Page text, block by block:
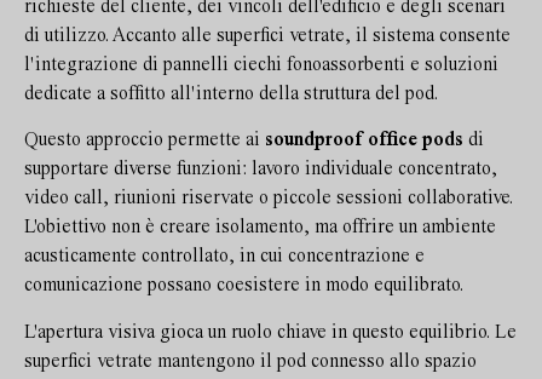
richieste del cliente, dei vincoli dell'edificio e degli scenari
di utilizzo. Accanto alle superfici vetrate, il sistema consente
l'integrazione di pannelli ciechi fonoassorbenti e soluzioni
dedicate a soffitto all'interno della struttura del pod.
Questo approccio permette ai soundproof office pods di
supportare diverse funzioni: lavoro individuale concentrato,
video call, riunioni riservate o piccole sessioni collaborative.
L'obiettivo non è creare isolamento, ma offrire un ambiente
acusticamente controllato, in cui concentrazione e
comunicazione possano coesistere in modo equilibrato.
L'apertura visiva gioca un ruolo chiave in questo equilibrio. Le
superfici vetrate mantengono il pod connesso allo spazio